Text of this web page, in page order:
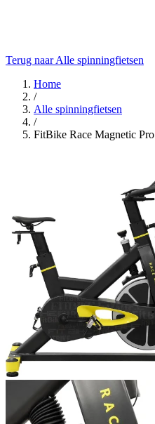
Terug naar Alle spinningfietsen
Home
/
Alle spinningfietsen
/
FitBike Race Magnetic